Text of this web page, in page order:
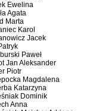
Ewelina
Agata
Marta
Karol
Jacek
Paweł
Jan Aleksander
Piotr
Magdalena
Katarzyna
Dominik
Anna